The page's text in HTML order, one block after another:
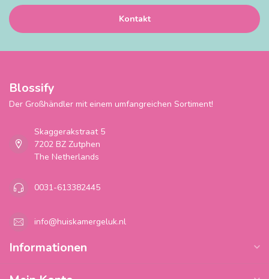
Kontakt
Blossify
Der Großhändler mit einem umfangreichen Sortiment!
Skaggerakstraat 5
7202 BZ Zutphen
The Netherlands
0031-613382445
info@huiskamergeluk.nl
Informationen